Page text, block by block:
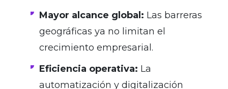
Mayor alcance global: Las barreras
geográficas ya no limitan el
crecimiento empresarial.
Eficiencia operativa: La
automatización y digitalización